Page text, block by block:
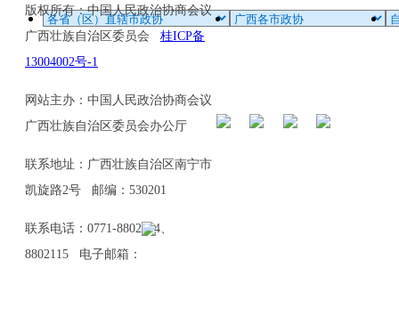
版权所有：中国人民政治协商会议
广西壮族自治区委员会 桂ICP备
13004002号-1
网站主办：中国人民政治协商会议
广西壮族自治区委员会办公厅
联系地址：广西壮族自治区南宁市
凯旋路2号 邮编：530201
联系电话：0771-8802114、
8802115 电子邮箱：